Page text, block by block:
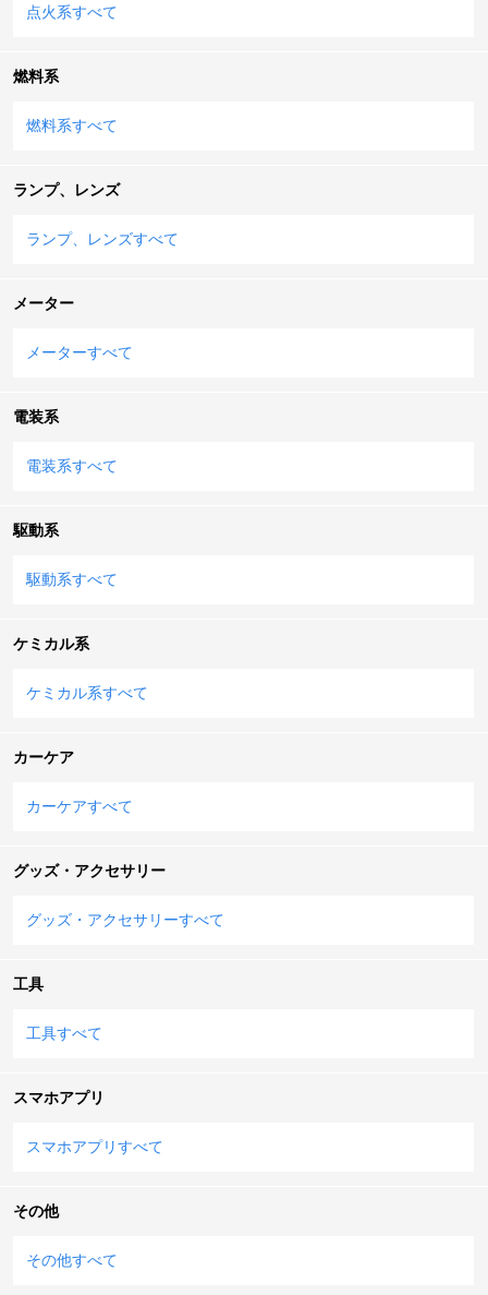
点火系すべて
燃料系
燃料系すべて
ランプ、レンズ
ランプ、レンズすべて
メーター
メーターすべて
電装系
電装系すべて
駆動系
駆動系すべて
ケミカル系
ケミカル系すべて
カーケア
カーケアすべて
グッズ・アクセサリー
グッズ・アクセサリーすべて
工具
工具すべて
スマホアプリ
スマホアプリすべて
その他
その他すべて